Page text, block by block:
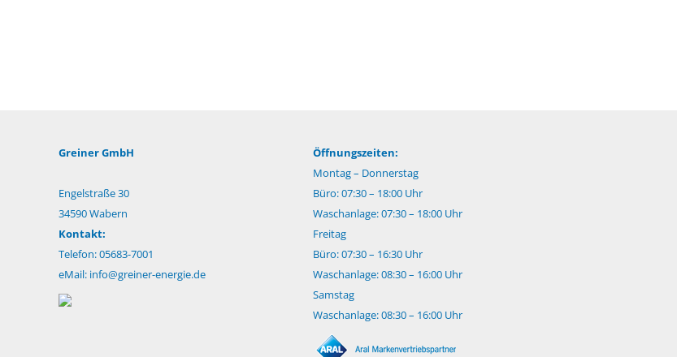
Greiner GmbH
Engelstraße 30
34590 Wabern
Kontakt:
Telefon: 05683-7001
eMail: info@greiner-energie.de
Öffnungszeiten:
Montag – Donnerstag
Büro: 07:30 – 18:00 Uhr
Waschanlage: 07:30 – 18:00 Uhr
Freitag
Büro: 07:30 – 16:30 Uhr
Waschanlage: 08:30 – 16:00 Uhr
Samstag
Waschanlage: 08:30 – 16:00 Uhr